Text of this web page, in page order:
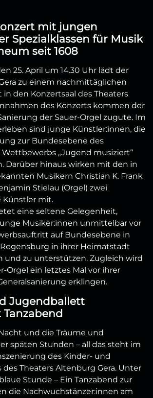
mit jungen
Spezialklassen für Musik
seit 1608
25. April um 14.30 Uhr lädt der
zu einem nachmittäglichen
den Konzertsaal des Theaters
des Konzerts kommen der
der Sauer-Orgel zugute. Im
sind junge Künstler:innen, die
zur Bundesebene des
„Jugend musiziert“
Darüber hinaus wirken mit den in
Musikern Christian K. Frank
Stielau (Orgel) zwei
Künstler mit.
eine seltene Gelegenheit,
Musiker:innen unmittelbar vor
auf Bundesebene in
in ihrer Heimatstadt
und zu unterstützen. Zugleich wird
Orgel ein letztes Mal vor ihrer
erklingen.
Jugendballett
und die Träume und
späten Stunden – all das steht im
des Kinder- und
Theaters Altenburg Gera. Unter
Stunde – Ein Tanzabend zur
die Nachwuchstänzer:innen am